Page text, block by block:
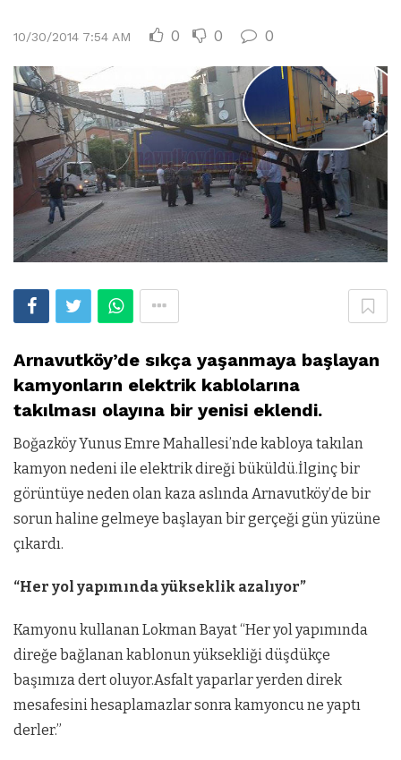
10/30/2014 7:54 AM 0 0 0
Arnavutköy’de sıkça yaşanmaya başlayan
kamyonların elektrik kablolarına
takılması olayına bir yenisi eklendi.
Boğazköy Yunus Emre Mahallesi’nde kabloya takılan
kamyon nedeni ile elektrik direği büküldü.İlginç bir
görüntüye neden olan kaza aslında Arnavutköy’de bir
sorun haline gelmeye başlayan bir gerçeği gün yüzüne
çıkardı.
“Her yol yapımında yükseklik azalıyor”
Kamyonu kullanan Lokman Bayat “Her yol yapımında
direğe bağlanan kablonun yüksekliği düşdükçe
başımıza dert oluyor.Asfalt yaparlar yerden direk
mesafesini hesaplamazlar sonra kamyoncu ne yaptı
derler.”